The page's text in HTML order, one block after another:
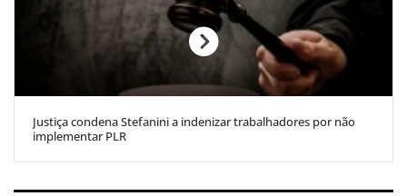
Justiça condena Stefanini a indenizar trabalhadores por não
implementar PLR